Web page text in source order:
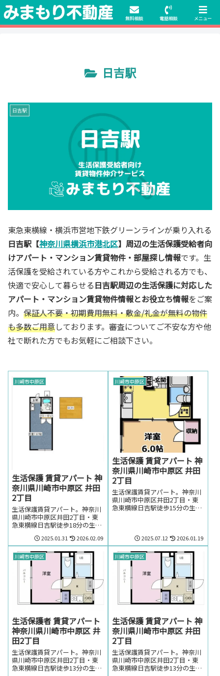
初期費用無料物件や保証人不要の物件も豊富にご用意！相談料無料でも申
請・手続きサポート付き！
日吉駅
日吉駅
東急東横線・横浜市営地下鉄グリーンラインが乗り入れる
日吉駅【神奈川県横浜市港北区】周辺の生活保護受給者向
けアパート・マンション賃貸物件・部屋探し情報です。生
活保護を受給されている方やこれから受給される方でも、
快適で安心して暮らせる日吉駅周辺の生活保護に対応した
アパート・マンション賃貸物件情報とお役立ち情報をご案
内。 保証人不要・初期費用無料・敷金/礼金が無料の物件
も多数ご用意しております。審査についてご不安な方や他
社で断れた方でもお気軽にご相談下さい。
川崎市中原区
生活保護 賃貸アパート 神
奈川県川崎市中原区 井田
2丁目
生活保護賃貸アパート。神奈川
県川崎市中原区井田2丁目・東
急東横線日吉駅徒歩18分の生活
ト。神奈川県川崎市中原区井田
2丁目・東急東横線日吉駅周辺
のお部屋を探しの方はお気軽に
お問い合わせください。
2025.01.31 2026.02.09
川崎市中原区
生活保護 賃貸アパート 神
奈川県川崎市中原区 井田
2丁目
生活保護賃貸アパート。神奈川
県川崎市中原区井田2丁目・東
急東横線日吉駅徒歩15分の生活
のお部屋を探しの方はお気軽に
お問い合わせください。
2025.07.12 2026.01.19
川崎市中原区
生活保護者 賃貸アパート
神奈川県川崎市中原区 井
田2丁目
生活保護賃貸アパート。神奈川
県川崎市中原区井田2丁目・東
急東横線日吉駅徒歩13分の生活
川崎市中原区
生活保護 賃貸アパート 神
奈川県川崎市中原区 井田
2丁目
生活保護賃貸アパート。神奈川
県川崎市中原区井田2丁目・東
急東横線日吉駅徒歩13分の生活
無料相談 電話相談 メニュー